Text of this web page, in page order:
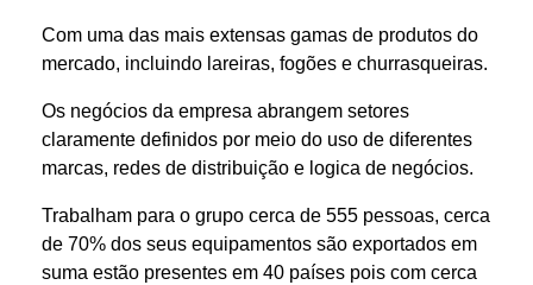
Com uma das mais extensas gamas de produtos do
mercado, incluindo lareiras, fogões e churrasqueiras.
Os negócios da empresa abrangem setores
claramente definidos por meio do uso de diferentes
marcas, redes de distribuição e logica de negócios.
Trabalham para o grupo cerca de 555 pessoas, cerca
de 70% dos seus equipamentos são exportados em
suma estão presentes em 40 países pois com cerca